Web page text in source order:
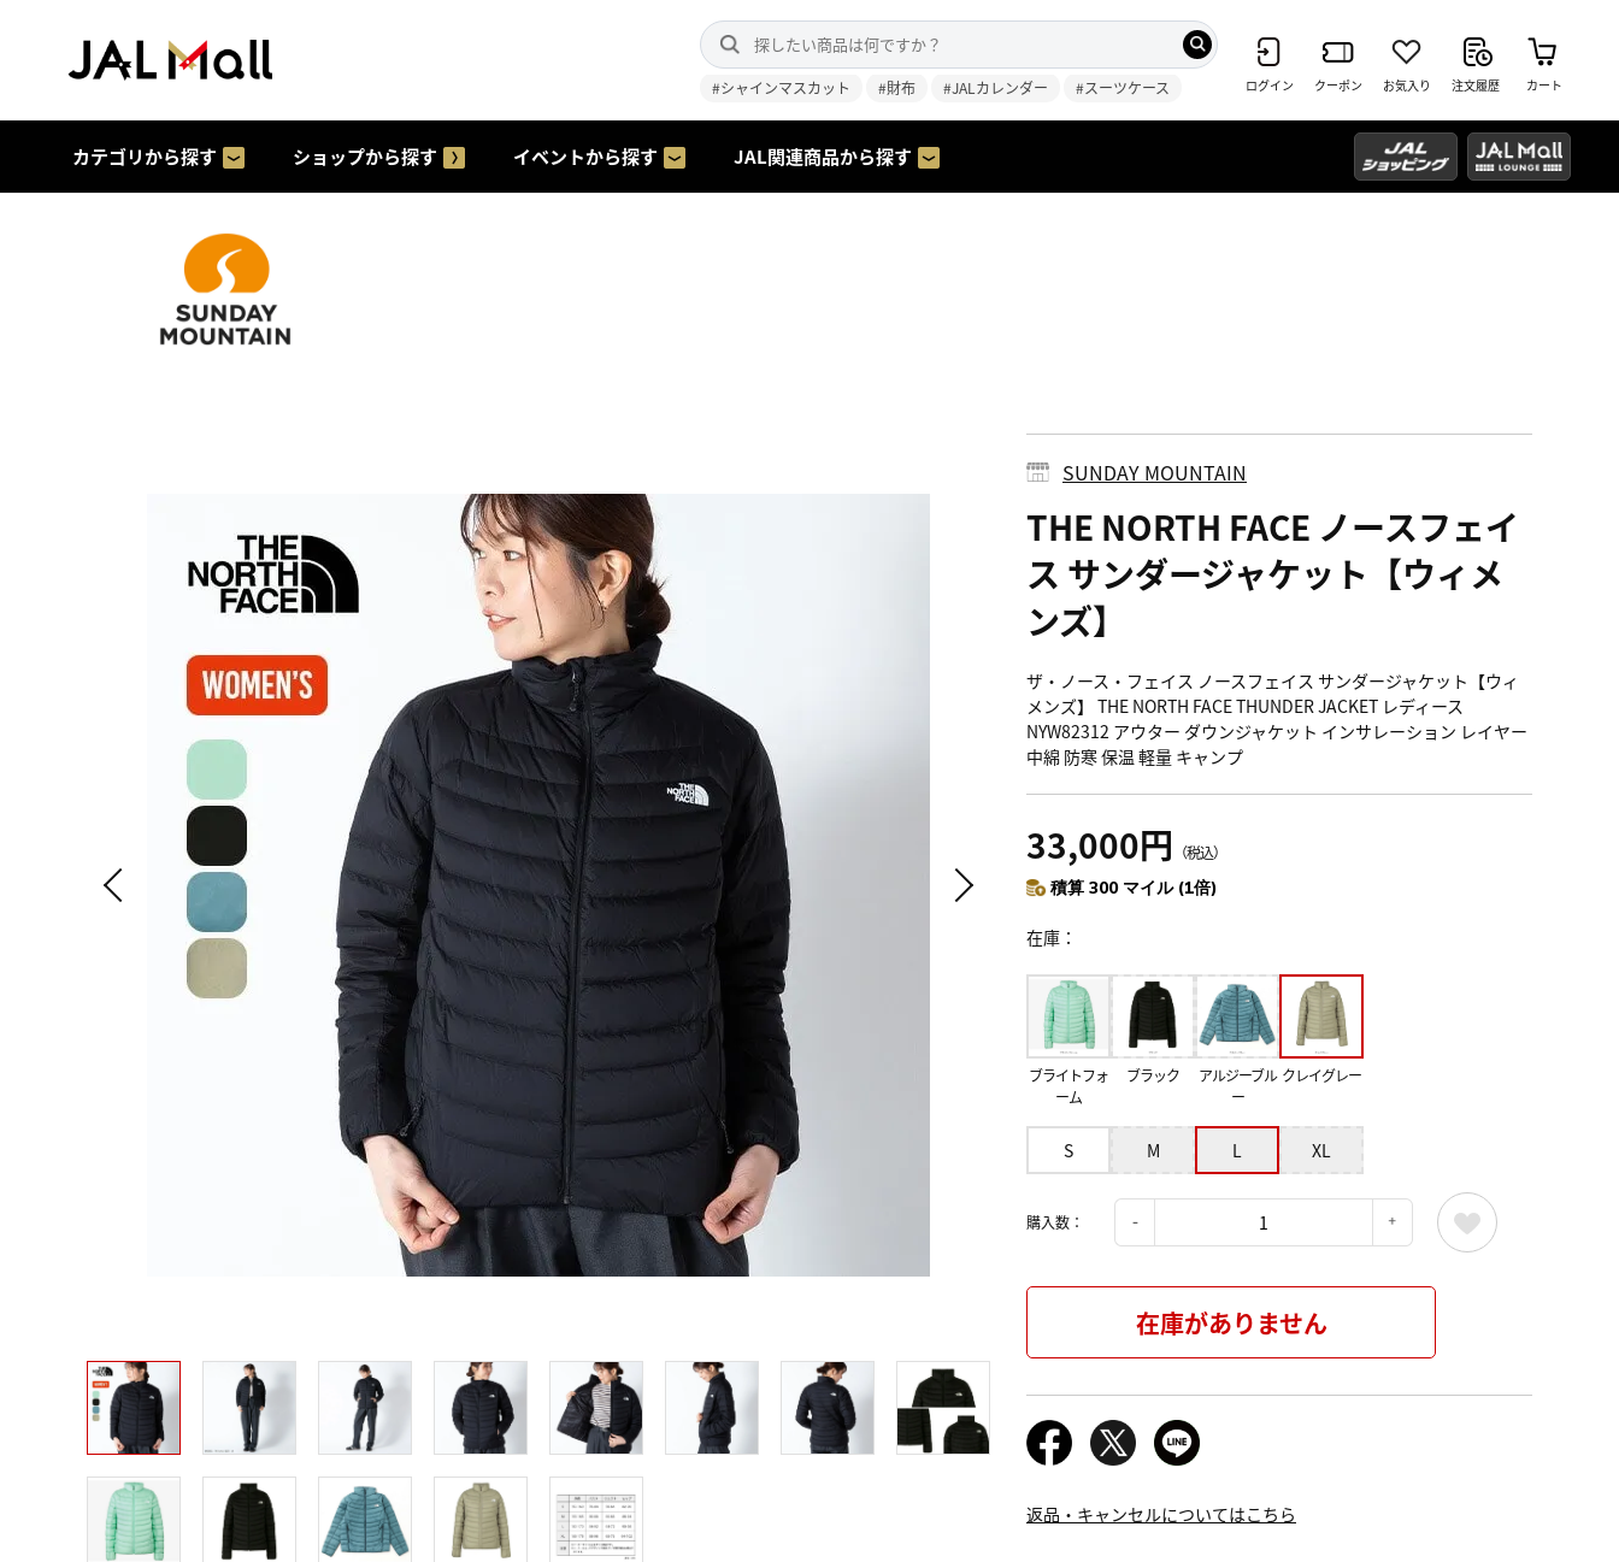
#シャインマスカット #財布 #JALカレンダー #スーツケース ログイン クーポン お気入り 注文履歴 カート
カテゴリから探す ショップから探す イベントから探す JAL関連商品から探す
SUNDAY MOUNTAIN
THE NORTH FACE ノースフェイ
ス サンダージャケット【ウィメ
ンズ】
ザ・ノース・フェイス ノースフェイス サンダージャケット【ウィ
メンズ】 THE NORTH FACE THUNDER JACKET レディース
NYW82312 アウター ダウンジャケット インサレーション レイヤー
中綿 防寒 保温 軽量 キャンプ
33,000円 （税込）
積算 300 マイル (1倍)
在庫
ブライトフォ
ーム
ブラック
アルジーブル
ー
クレイグレー
S M L XL
購入数：
在庫がありません
返品・キャンセルについてはこちら